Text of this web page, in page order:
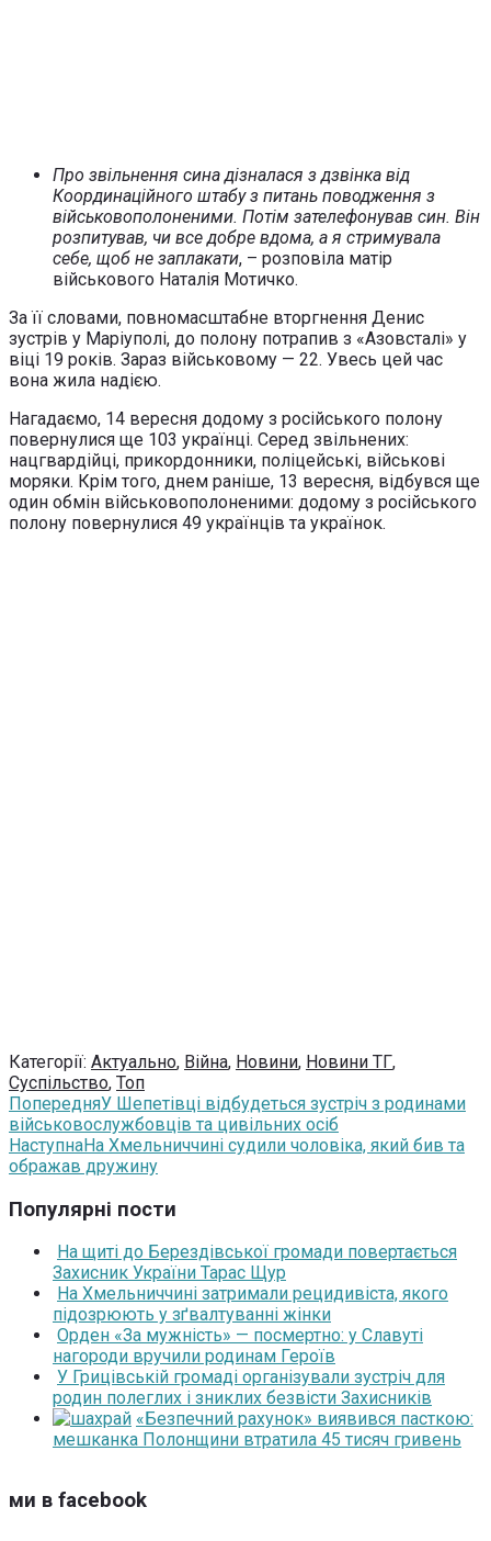
Про звільнення сина дізналася з дзвінка від
Координаційного штабу з питань поводження з
військовополоненими. Потім зателефонував син. Він
розпитував, чи все добре вдома, а я стримувала
себе, щоб не заплакати, – розповіла матір
військового Наталія Мотичко.
За її словами, повномасштабне вторгнення Денис
зустрів у Маріуполі, до полону потрапив з «Азовсталі» у
віці 19 років. Зараз військовому — 22. Увесь цей час
вона жила надією.
Нагадаємо, 14 вересня додому з російського полону
повернулися ще 103 українці. Серед звільнених:
нацгвардійці, прикордонники, поліцейські, військові
моряки. Крім того, днем раніше, 13 вересня, відбувся ще
один обмін військовополоненими: додому з російського
полону повернулися 49 українців та українок.
Категорії: Актуально, Війна, Новини, Новини ТГ,
Суспільство, Топ
ПопередняУ Шепетівці відбудеться зустріч з родинами
військовослужбовців та цивільних осіб
НаступнаНа Хмельниччині судили чоловіка, який бив та
ображав дружину
Популярні пости
На щиті до Берездівської громади повертається
Захисник України Тарас Щур
На Хмельниччині затримали рецидивіста, якого
підозрюють у зґвалтуванні жінки
Орден «За мужність» — посмертно: у Славуті
нагороди вручили родинам Героїв
У Грицівській громаді організували зустріч для
родин полеглих і зниклих безвісти Захисників
«Безпечний рахунок» виявився пасткою:
мешканка Полонщини втратила 45 тисяч гривень
ми в facebook